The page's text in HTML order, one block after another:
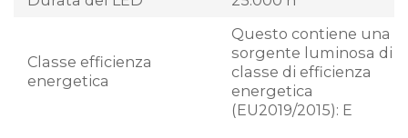
Classe efficienza
energetica
Questo contiene una
sorgente luminosa di
classe di efficienza
energetica
(EU2019/2015): E